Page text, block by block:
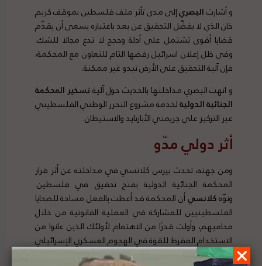
و أشارتالبصريإلى مدى تأثر ملف فلسطين بموقف كريم
خان الذي لا يفضّل التحقيق عن بعد باعتباره يسعى أن يقدّم
قضايا أقوى تشتمل على أدلة وحجج لا تدع مجالا للشك.
وفي ظل إعلان اسرائيل رفضها التام للتعاون مع المحكمة،
فإن آلية التحقيق على الأرض تبدو غير ممكنة.
و انهت البصري مداخلتها بالحديث حول آليةتسخيرالمحكمة
الجنائيةالدوليةلخدمة مشروع التحرر الوطني الفلسطيني
عبر التركيز على جريمتي الأبارتايد والاستيطان.
أثردوليمدّو
ومن جهته، تحدث بيرس كلانسي في مداخلته عن أثر قرار
المحكمة الجنائية الدولية بفتح تحقيق في فلسطين.
ونوّهكلانسيأن المحكمة قد أعطت بالفعل مساحة للضحايا
الفلسطينيين للمشاركة في العملية القانونية من خلال
محاميهم، وأولت قدرًا من الاهتمام لأولئك الذين عانوا من
الاستخدام المفرط للقوة في الهجوم العسكري الإسرائيلي
على قطاع غزة عام 2014 وللمتظاهرين المدنيين الذين